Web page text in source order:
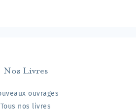
Nos Livres
ouvrages
Tous nos livres